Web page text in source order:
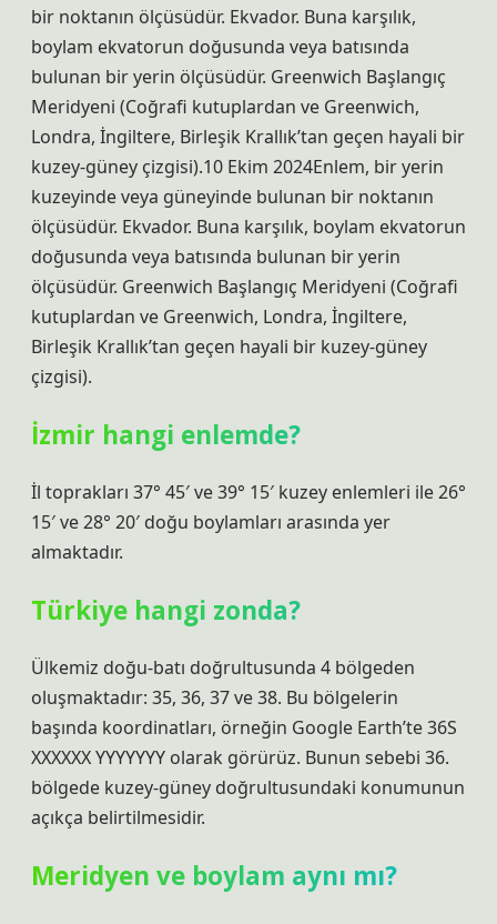
bir noktanın ölçüsüdür. Ekvador. Buna karşılık,
boylam ekvatorun doğusunda veya batısında
bulunan bir yerin ölçüsüdür. Greenwich Başlangıç ​​
Meridyeni (Coğrafi kutuplardan ve Greenwich,
Londra, İngiltere, Birleşik Krallık’tan geçen hayali bir
kuzey-güney çizgisi).10 Ekim 2024Enlem, bir yerin
kuzeyinde veya güneyinde bulunan bir noktanın
ölçüsüdür. Ekvador. Buna karşılık, boylam ekvatorun
doğusunda veya batısında bulunan bir yerin
ölçüsüdür. Greenwich Başlangıç ​​Meridyeni (Coğrafi
kutuplardan ve Greenwich, Londra, İngiltere,
Birleşik Krallık’tan geçen hayali bir kuzey-güney
çizgisi).
İzmir hangi enlemde?
İl toprakları 37° 45′ ve 39° 15′ kuzey enlemleri ile 26°
15′ ve 28° 20′ doğu boylamları arasında yer
almaktadır.
Türkiye hangi zonda?
Ülkemiz doğu-batı doğrultusunda 4 bölgeden
oluşmaktadır: 35, 36, 37 ve 38. Bu bölgelerin
başında koordinatları, örneğin Google Earth’te 36S
XXXXXX YYYYYYY olarak görürüz. Bunun sebebi 36.
bölgede kuzey-güney doğrultusundaki konumunun
açıkça belirtilmesidir.
Meridyen ve boylam aynı mı?